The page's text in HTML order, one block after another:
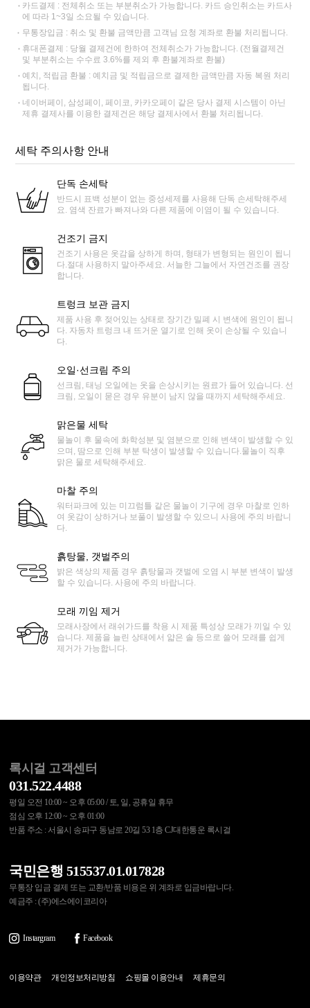
카드결제 : 전체취소 또는 부분취소가 가능합니다. 카드 승인취소는 카드사
에 따라 1~3일 소요될 수 있습니다.
무통장입금 : 취소 및 환불 금액만큼 고객님 요청 계좌로 환불 처리됩니다.
휴대폰결제 : 당월 결제건에 한하여 전체취소가 가능합니다. (전월결제건
및 부분취소는 수수료 3.6%를 제외 후 환불계좌로 환불)
예치, 적립금 환불 : 예치금 및 적립금으로 결제한 금액만큼 자동 복원 처리
됩니다.
네이버페이, 삼성페이, 페이코, 카카오페이 같은 당사 결제 시스템이 아닌
제휴 결제사를 이용한 결제건은 해당 결제사에서 환불 처리됩니다.
세탁 주의사항 안내
단독 손세탁
반드시 표백 성분이 없는 중성세제를 사용해 단독 손세탁해주세
요. 염색 잔료가 빠져나와 다른 제품에 이염이 될 수 있습니다.
건조기 금지
건조기 사용은 옷감을 상하게 하며, 형태가 변형되는 원인이 됩니
다.절대 사용하지 말아주세요. 서늘한 그늘에서 자연건조를 권장
합니다.
트렁크 보관 금지
제품 사용 후 젖어있는 상태로 장기간 밀폐 시 변색에 원인이 됩니
다. 자동차 트렁크 내 뜨거운 열기로 인해 옷이 손상될 수 있습니
다.
오일·선크림 주의
선크림, 태닝 오일에는 옷을 손상시키는 원료가 들어 있습니다. 선
크림, 오일이 묻은 경우 유분이 남지 않을 때까지 세탁해주세요.
맑은물 세탁
물놀이 후 물속에 화학성분 및 염분으로 인해 변색이 발생할 수 있
으며, 땀으로 인해 부분 탁생이 발생할 수 있습니다.물놀이 직후
맑은 물로 세탁해주세요.
마찰 주의
워터파크에 있는 미끄럼틀 같은 물놀이 기구에 경우 마찰로 인하
여 옷감이 상하거나 보풀이 발생할 수 있으니 사용에 주의 바랍니
다.
흙탕물, 갯벌주의
밝은 색상의 제품 경우 흙탕물과 갯벌에 오염 시 부분 변색이 발생
할 수 있습니다. 사용에 주의 바랍니다.
모래 끼임 제거
모래사장에서 래쉬가드를 착용 시 제품 특성상 모래가 끼일 수 있
습니다. 제품을 늘린 상태에서 얇은 솔 등으로 쓸어 모래를 쉽게
제거가 가능합니다.
록시걸 고객센터
031.522.4488
평일 오전 10:00 ~ 오후 05:00 / 토, 일, 공휴일 휴무
점심 오후 12:00 ~ 오후 01:00
반품 주소 : 서울시 송파구 동남로 20길 53 1층 CJ대한통운 록시걸
국민은행 515537.01.017828
무통장 입금 결제 또는 교환/반품 비용은 위 계좌로 입금바랍니다.
예금주 : (주)에스에이코리아
Instargram Facebook
이용약관 개인정보처리방침 쇼핑몰 이용안내 제휴문의